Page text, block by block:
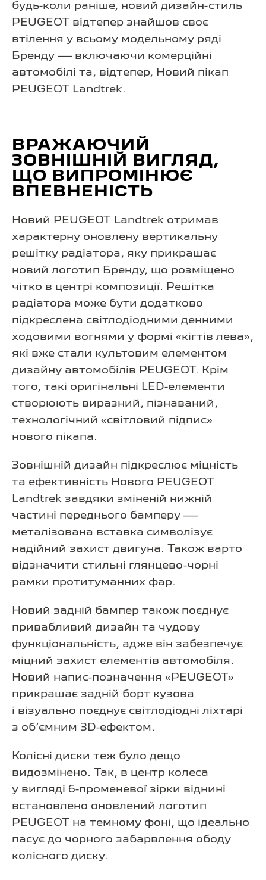
будь-коли раніше, новий дизайн-стиль
PEUGEOT відтепер знайшов своє
втілення у всьому модельному ряді
Бренду — включаючи комерційні
автомобілі та, відтепер, Новий пікап
PEUGEOT Landtrek.
ВРАЖАЮЧИЙ
ЗОВНІШНІЙ ВИГЛЯД,
ЩО ВИПРОМІНЮЄ
ВПЕВНЕНІСТЬ
Новий PEUGEOT Landtrek отримав
характерну оновлену вертикальну
решітку радіатора, яку прикрашає
новий логотип Бренду, що розміщено
чітко в центрі композиції. Решітка
радіатора може бути додатково
підкреслена світлодіодними денними
ходовими вогнями у формі «кігтів лева»,
які вже стали культовим елементом
дизайну автомобілів PEUGEOT. Крім
того, такі оригінальні LED-елементи
створюють виразний, пізнаваний,
технологічний «світловий підпис»
нового пікапа.
Зовнішній дизайн підкреслює міцність
та ефективність Нового PEUGEOT
Landtrek завдяки зміненій нижній
частині переднього бамперу —
металізована вставка символізує
надійний захист двигуна. Також варто
відзначити стильні глянцево-чорні
рамки протитуманних фар.
Новий задній бампер також поєднує
привабливий дизайн та чудову
функціональність, адже він забезпечує
міцний захист елементів автомобіля.
Новий напис-позначення «PEUGEOT»
прикрашає задній борт кузова
і візуально поєднує світлодіодні ліхтарі
з об’ємним 3D-ефектом.
Колісні диски теж було дещо
видозмінено. Так, в центр колеса
у вигляді 6-променевої зірки віднині
встановлено оновлений логотип
PEUGEOT на темному фоні, що ідеально
пасує до чорного забарвлення ободу
колісного диску.